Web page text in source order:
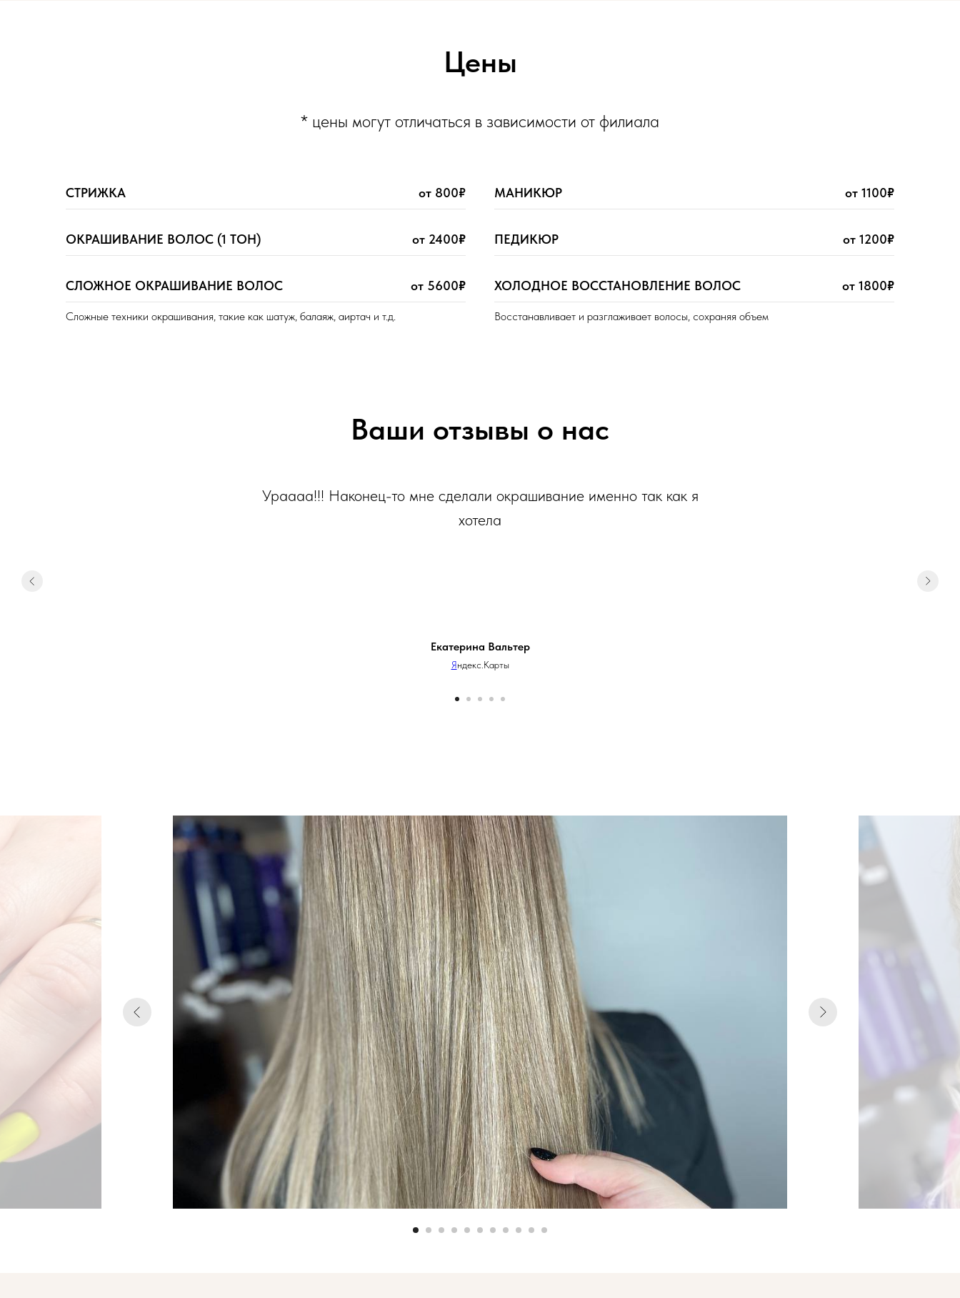
Цены
* цены могут отличаться в зависимости от филиала
СТРИЖКА от 800₽
ОКРАШИВАНИЕ ВОЛОС (1 ТОН) от 2400₽
СЛОЖНОЕ ОКРАШИВАНИЕ ВОЛОС от 5600₽
Сложные техники окрашивания, такие как шатуж, балаяж, аиртач и т.д.
МАНИКЮР от 1100₽
ПЕДИКЮР от 1200₽
ХОЛОДНОЕ ВОССТАНОВЛЕНИЕ ВОЛОС от 1800₽
Восстанавливает и разглаживает волосы, сохраняя объем
Ваши отзывы о нас
Ураааа!!! Наконец-то мне сделали окрашивание именно так как я
хотела
Екатерина Вальтер
Яндекс.Карты